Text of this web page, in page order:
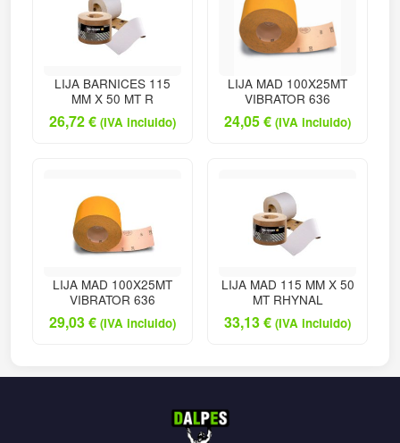
LIJA BARNICES 115
MM X 50 MT R
26,72€ (IVA incluido)
LIJA MAD 100X25MT
VIBRATOR 636
24,05€ (IVA incluido)
LIJA MAD 100X25MT
VIBRATOR 636
29,03€ (IVA incluido)
LIJA MAD 115 MM X 50
MT RHYNAL
33,13€ (IVA incluido)